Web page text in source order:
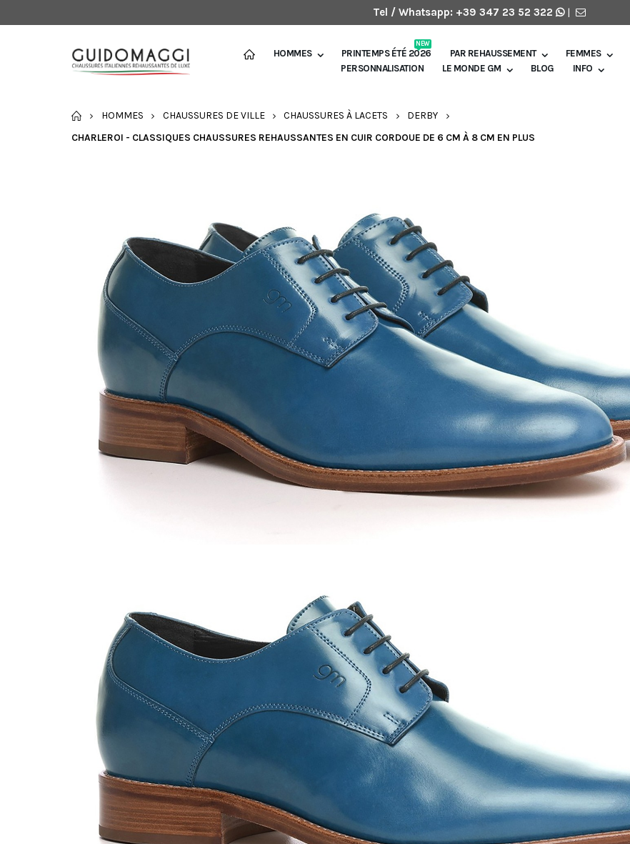
Tel / Whatsapp: +39 347 23 52 322 |
HOMMES PRINTEMPS ÉTÉ 2026
NEW
PAR REHAUSSEMENT FEMMES
PERSONNALISATION
LE MONDE GM BLOG INFO
ACCUEIL
HOMMES CHAUSSURES DE VILLE CHAUSSURES À LACETS
DERBY
CHARLEROI - CLASSIQUES CHAUSSURES REHAUSSANTES EN CUIR CORDOUE DE 6 CM À 8 CM EN PLUS